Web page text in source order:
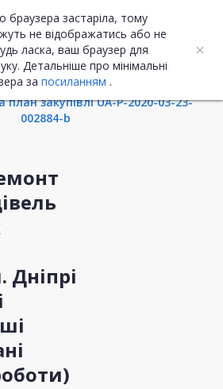
браузера застаріла, тому
не відображатись або не
ласка, ваш браузер для
Детальніше про мінімальні
за посиланням .
UA ENG
про закупівлю
закупівлі UA-P-2020-03-23-
002884-b
Дніпрі